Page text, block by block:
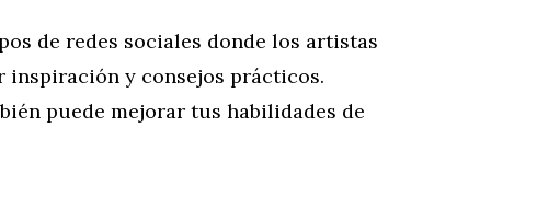
de redes sociales donde los artistas
inspiración y consejos prácticos.
puede mejorar tus habilidades de